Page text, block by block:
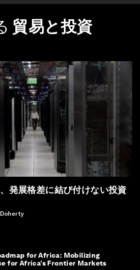
貿易と投資
発展格差に結び付けない投資
for Africa: Mobilizing
for Africa’s Frontier Markets